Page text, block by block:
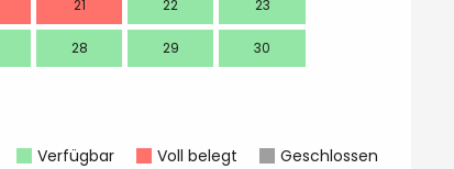
21 22 23
28 29 30
Verfügbar Voll belegt Geschlossen